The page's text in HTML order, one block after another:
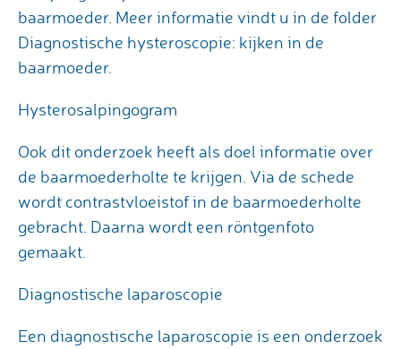
baarmoeder. Meer informatie vindt u in de folder
Diagnostische hysteroscopie: kijken in de
baarmoeder.
Hysterosalpingogram
Ook dit onderzoek heeft als doel informatie over
de baarmoederholte te krijgen. Via de schede
wordt contrastvloeistof in de baarmoederholte
gebracht. Daarna wordt een röntgenfoto
gemaakt.
Diagnostische laparoscopie
Een diagnostische laparoscopie is een onderzoek